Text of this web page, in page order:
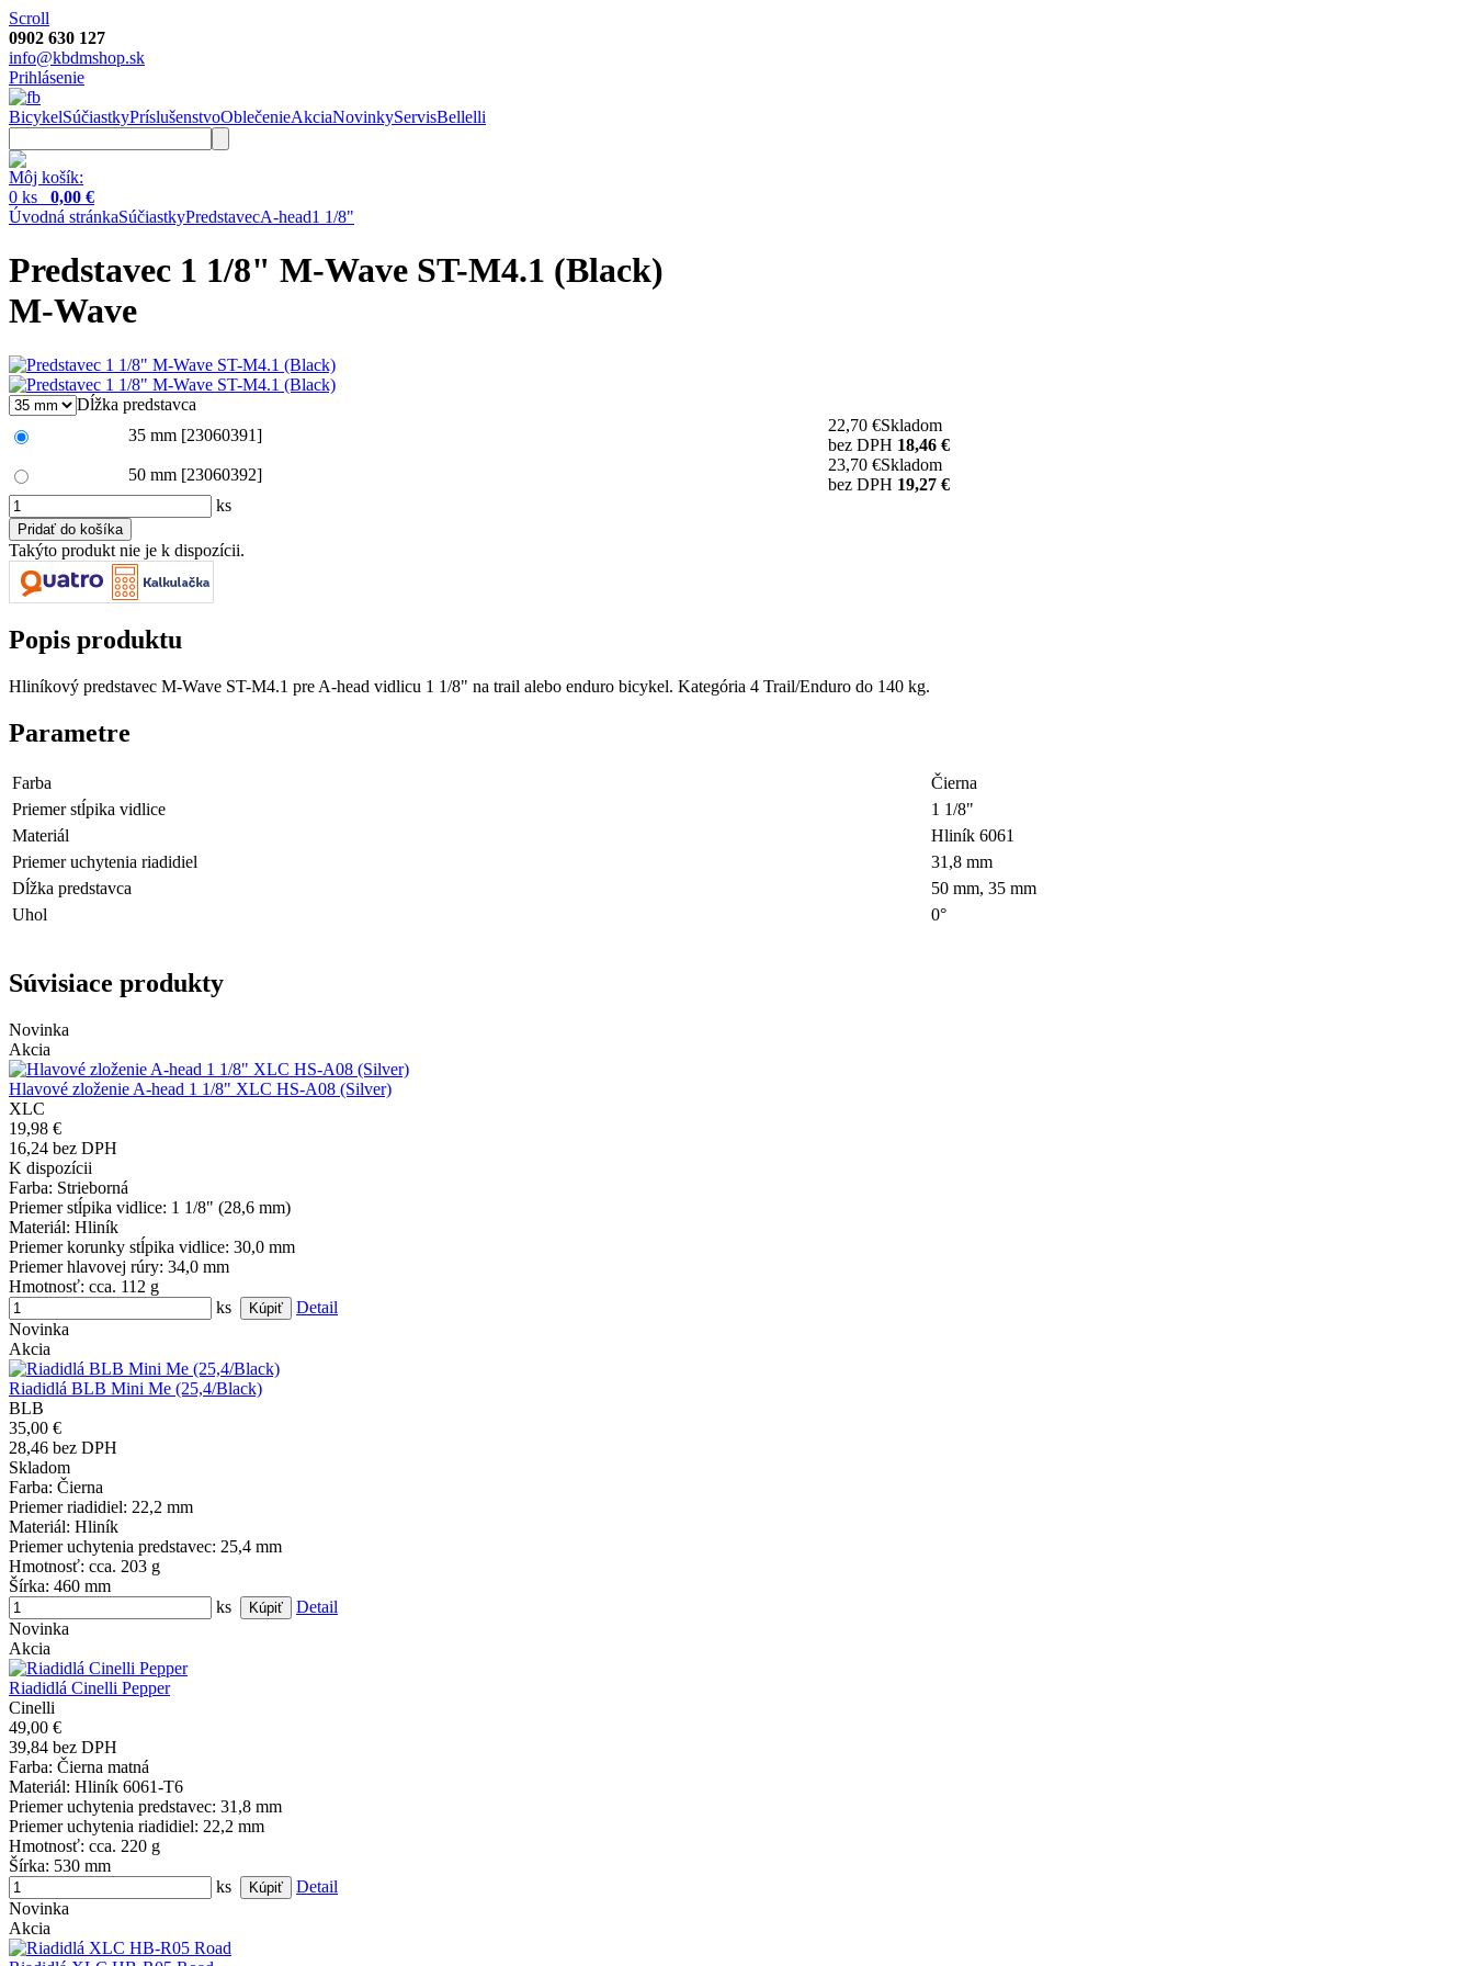
Scroll
0902 630 127
info@kbdmshop.sk
Prihlásenie
BicykelSúčiastkyPríslušenstvoOblečenieAkciaNovinkyServisBellelli
Môj košík:
0 ks 0,00 €
Úvodná stránkaSúčiastkyPredstavecA-head1 1/8"
Predstavec 1 1/8" M-Wave ST-M4.1 (Black)
M-Wave
Dĺžka predstavca
35 mm [23060391]
22,70 €Skladom
bez DPH 18,46 €
50 mm [23060392]
23,70 €Skladom
bez DPH 19,27 €
ks
Takýto produkt nie je k dispozícii.
Popis produktu
Hliníkový predstavec M-Wave ST-M4.1 pre A-head vidlicu 1 1/8" na trail alebo enduro bicykel. Kategória 4 Trail/Enduro do 140 kg.
Parametre
Farba
Čierna
Priemer stĺpika vidlice
1 1/8"
Materiál
Hliník 6061
Priemer uchytenia riadidiel
31,8 mm
Dĺžka predstavca
50 mm, 35 mm
Uhol
0°
Súvisiace produkty
Novinka
Akcia
Hlavové zloženie A-head 1 1/8" XLC HS-A08 (Silver)
XLC
19,98 €
16,24 bez DPH
K dispozícii
Farba: Strieborná
Priemer stĺpika vidlice: 1 1/8" (28,6 mm)
Materiál: Hliník
Priemer korunky stĺpika vidlice: 30,0 mm
Priemer hlavovej rúry: 34,0 mm
Hmotnosť: cca. 112 g
ks
Detail
Novinka
Akcia
Riadidlá BLB Mini Me (25,4/Black)
BLB
35,00 €
28,46 bez DPH
Skladom
Farba: Čierna
Priemer riadidiel: 22,2 mm
Materiál: Hliník
Priemer uchytenia predstavec: 25,4 mm
Hmotnosť: cca. 203 g
Šírka: 460 mm
ks
Detail
Novinka
Akcia
Riadidlá Cinelli Pepper
Cinelli
49,00 €
39,84 bez DPH
Farba: Čierna matná
Materiál: Hliník 6061-T6
Priemer uchytenia predstavec: 31,8 mm
Priemer uchytenia riadidiel: 22,2 mm
Hmotnosť: cca. 220 g
Šírka: 530 mm
ks
Detail
Novinka
Akcia